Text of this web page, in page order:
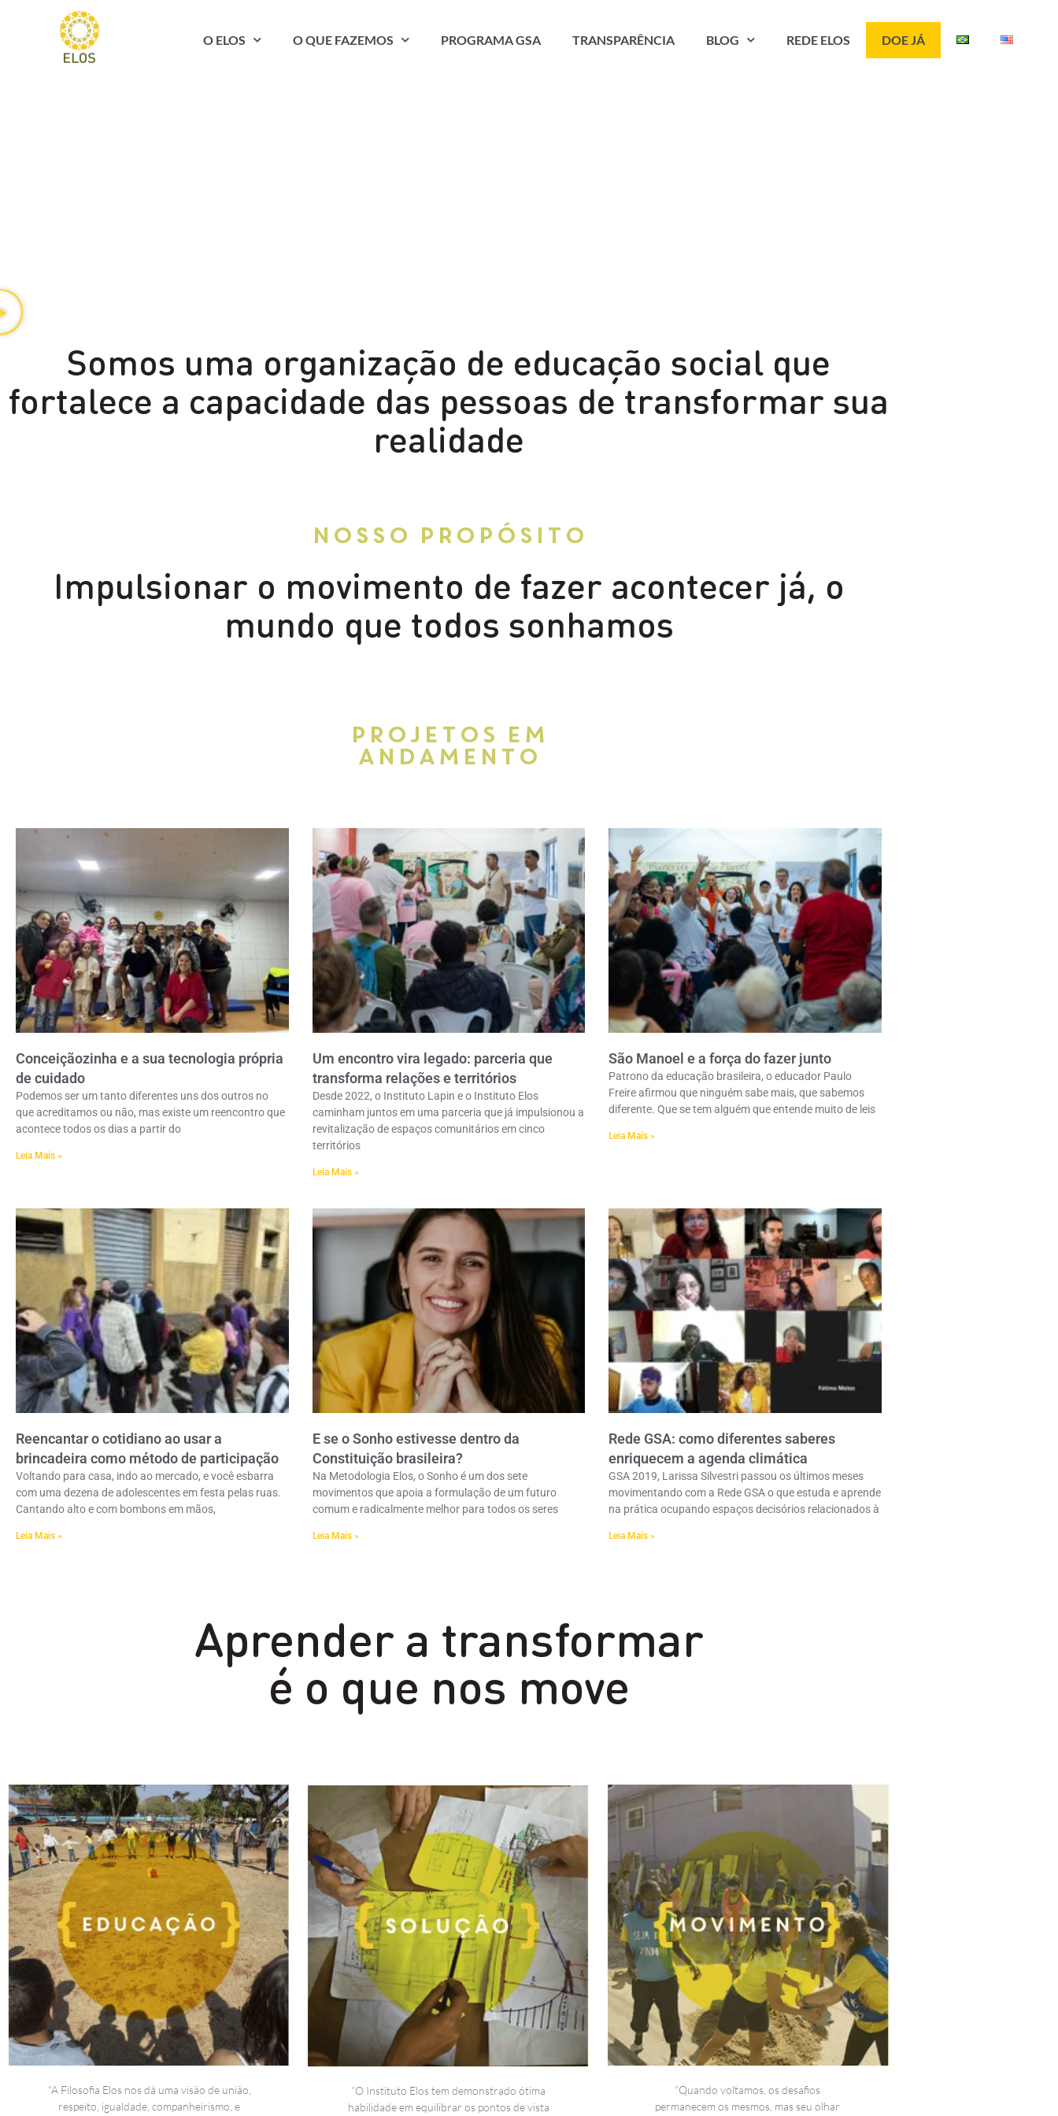
O ELOS O QUE FAZEMOS PROGRAMA GSA TRANSPARÊNCIA BLOG REDE ELOS DOE JÁ
Somos uma organização de educação social que
fortalece a capacidade das pessoas de transformar sua
realidade
Nosso propósito
Impulsionar o movimento de fazer acontecer já, o
mundo que todos sonhamos
PROJETOS EM
ANDAMENTO
Conceiçãozinha e a sua tecnologia própria
de cuidado
Podemos ser um tanto diferentes uns dos outros no
que acreditamos ou não, mas existe um reencontro que
acontece todos os dias a partir do
Leia Mais »
Um encontro vira legado: parceria que
transforma relações e territórios
Desde 2022, o Instituto Lapin e o Instituto Elos
caminham juntos em uma parceria que já impulsionou a
revitalização de espaços comunitários em cinco
territórios
Leia Mais »
São Manoel e a força do fazer junto
Patrono da educação brasileira, o educador Paulo
Freire afirmou que ninguém sabe mais, que sabemos
diferente. Que se tem alguém que entende muito de leis
Leia Mais »
Reencantar o cotidiano ao usar a
brincadeira como método de participação
Voltando para casa, indo ao mercado, e você esbarra
com uma dezena de adolescentes em festa pelas ruas.
Cantando alto e com bombons em mãos,
Leia Mais »
E se o Sonho estivesse dentro da
Constituição brasileira?
Na Metodologia Elos, o Sonho é um dos sete
movimentos que apoia a formulação de um futuro
comum e radicalmente melhor para todos os seres
Leia Mais »
Rede GSA: como diferentes saberes
enriquecem a agenda climática
GSA 2019, Larissa Silvestri passou os últimos meses
movimentando com a Rede GSA o que estuda e aprende
na prática ocupando espaços decisórios relacionados à
Leia Mais »
Aprender a transformar
é o que nos move
“A Filosofia Elos nos dá uma visão de união,
respeito, igualdade, companheirismo, e
“O Instituto Elos tem demonstrado ótima
habilidade em equilibrar os pontos de vista
“Quando voltamos, os desafios
permanecem os mesmos, mas seu olhar